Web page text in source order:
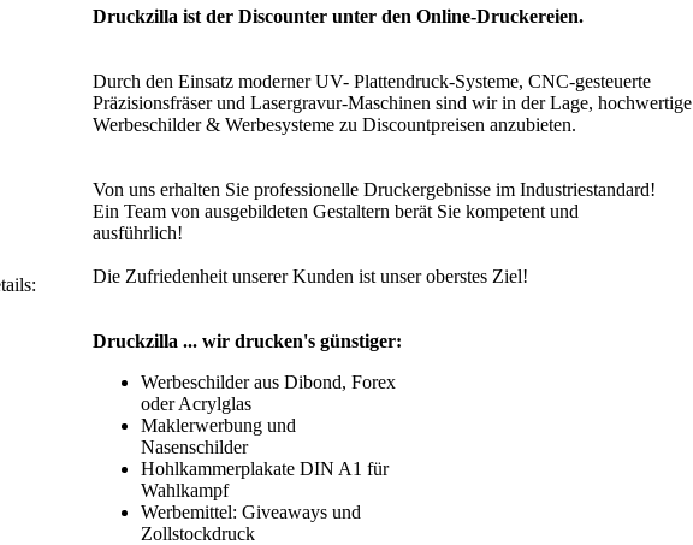
Druckzilla ist der Discounter unter den Online-Druckereien.
Durch den Einsatz moderner UV- Plattendruck-Systeme, CNC-gesteuerte
Präzisionsfräser und Lasergravur-Maschinen sind wir in der Lage, hochwertige
Werbeschilder & Werbesysteme zu Discountpreisen anzubieten.
Von uns erhalten Sie professionelle Druckergebnisse im Industriestandard!
Ein Team von ausgebildeten Gestaltern berät Sie kompetent und
ausführlich!
Die Zufriedenheit unserer Kunden ist unser oberstes Ziel!
Druckzilla ... wir drucken's günstiger:
Werbeschilder aus Dibond, Forex
oder Acrylglas
Maklerwerbung und
Nasenschilder
Hohlkammerplakate DIN A1 für
Wahlkampf
Werbemittel: Giveaways und
Zollstockdruck